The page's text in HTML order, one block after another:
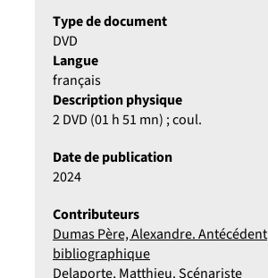
Type de document
DVD
Langue
français
Description physique
2 DVD (01 h 51 mn) ; coul.
Date de publication
2024
Contributeurs
Dumas Père, Alexandre. Antécédent
bibliographique
Delaporte, Matthieu. Scénariste